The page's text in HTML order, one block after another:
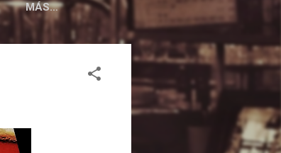
MÁS…